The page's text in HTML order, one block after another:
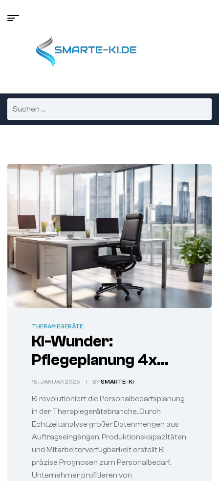
THERAPIEGERÄTE
KI-Wunder:
Pflegeplanung 4x
effizienter –
Therapiegeräte-
Branche staunt
15. JANUAR 2025 BYSMARTE-KI
KI revolutioniert die Personalbedarfsplanung
in der Therapiegerätebranche. Durch
Echtzeitanalyse großer Datenmengen aus
Auftragseingängen, Produktionskapazitäten
und Mitarbeiterverfügbarkeit erstellt KI
präzise Prognosen zum Personalbedarf.
Unternehmer profitieren von